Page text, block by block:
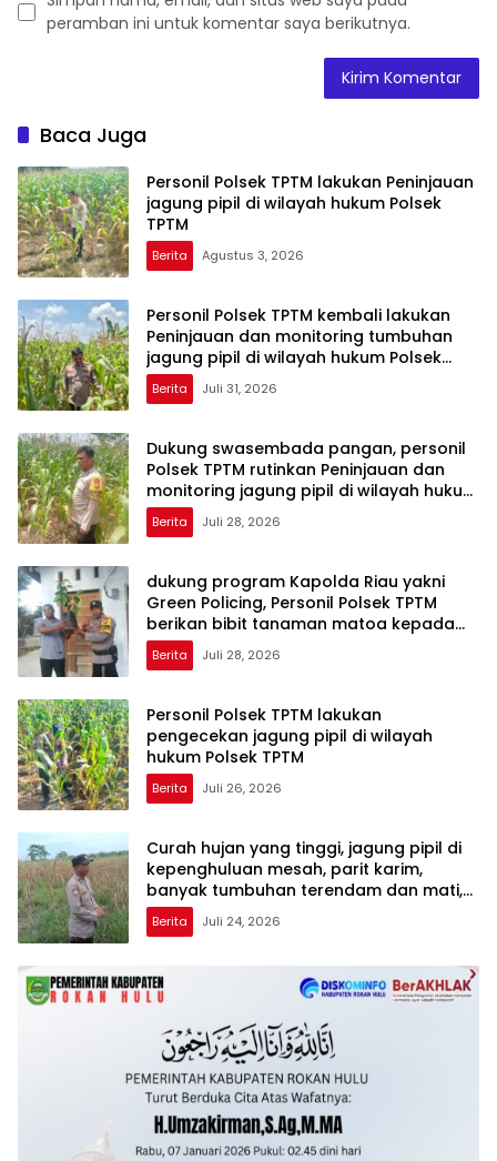
peramban ini untuk komentar saya berikutnya.
Baca Juga
Personil Polsek TPTM lakukan Peninjauan
jagung pipil di wilayah hukum Polsek
TPTM
Berita Agustus 3, 2026
Personil Polsek TPTM kembali lakukan
Peninjauan dan monitoring tumbuhan
jagung pipil di wilayah hukum Polsek
TPTM
Berita Juli 31, 2026
Dukung swasembada pangan, personil
Polsek TPTM rutinkan Peninjauan dan
monitoring jagung pipil di wilayah hukum
Polsek TPTM
Berita Juli 28, 2026
dukung program Kapolda Riau yakni
Green Policing, Personil Polsek TPTM
berikan bibit tanaman matoa kepada
masyarakat
Berita Juli 28, 2026
Personil Polsek TPTM lakukan
pengecekan jagung pipil di wilayah
hukum Polsek TPTM
Berita Juli 26, 2026
Curah hujan yang tinggi, jagung pipil di
kepenghuluan mesah, parit karim,
banyak tumbuhan terendam dan mati,
personil TPTM gerak cepat turun
langsung meninjau kelapangan
Berita Juli 24, 2026